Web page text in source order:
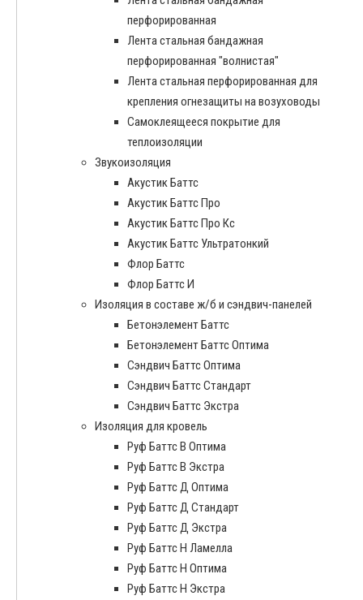
перфорированная
Лента стальная бандажная
перфорированная "волнистая"
Лента стальная перфорированная для
крепления огнезащиты на возуховоды
Самоклеящееся покрытие для
теплоизоляции
Звукоизоляция
Акустик Баттс
Акустик Баттс Про
Акустик Баттс Про Кс
Акустик Баттс Ультратонкий
Флор Баттс
Флор Баттс И
Изоляция в составе ж/б и сэндвич-панелей
Бетонэлемент Баттс
Бетонэлемент Баттс Оптима
Сэндвич Баттс Оптима
Сэндвич Баттс Стандарт
Сэндвич Баттс Экстра
Изоляция для кровель
Руф Баттс В Оптима
Руф Баттс В Экстра
Руф Баттс Д Оптима
Руф Баттс Д Стандарт
Руф Баттс Д Экстра
Руф Баттс Н Ламелла
Руф Баттс Н Оптима
Руф Баттс Н Экстра